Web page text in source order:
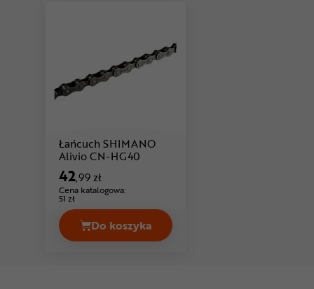
Łańcuch SHIMANO
Alivio CN-HG40
42,99 zł
Cena katalogowa:
51 zł
Do koszyka
Łańcuch SHIMANO Alivio CN-HG40